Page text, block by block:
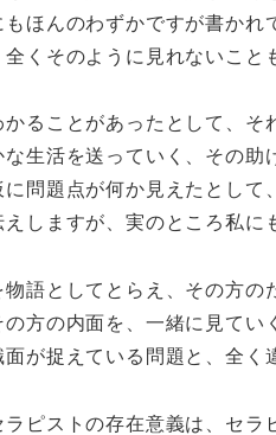
ほんのわずかですが書か
くそのように見れないこと
ることがあったとして、
生活を送っていく、その
問題点が何か見えたとし
しますが、実のところ私に
語としてとらえ、その方
方の内面を、一緒に見て
が捉えている問題と、全く
ピストの存在意義は、セ